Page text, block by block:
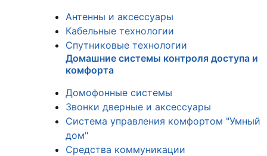
Антенны и аксессуары
Кабельные технологии
Спутниковые технологии
Домашние системы контроля доступа и
комфорта
Домофонные системы
Звонки дверные и аксессуары
Система управления комфортом "Умный
дом"
Средства коммуникации